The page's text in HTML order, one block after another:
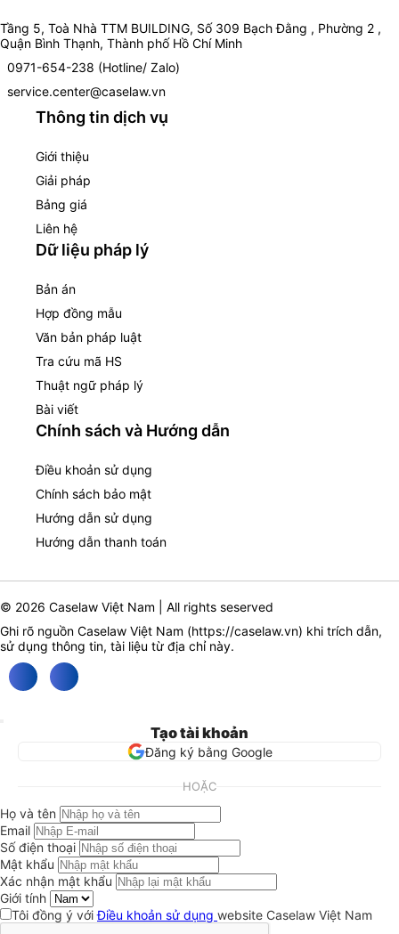
Tầng 5, Toà Nhà TTM BUILDING, Số 309 Bạch Đằng , Phường 2 ,
Quận Bình Thạnh, Thành phố Hồ Chí Minh
0971-654-238 (Hotline/ Zalo)
service.center@caselaw.vn
Thông tin dịch vụ
Giới thiệu
Giải pháp
Bảng giá
Liên hệ
Dữ liệu pháp lý
Bản án
Hợp đồng mẫu
Văn bản pháp luật
Tra cứu mã HS
Thuật ngữ pháp lý
Bài viết
Chính sách và Hướng dẫn
Điều khoản sử dụng
Chính sách bảo mật
Hướng dẫn sử dụng
Hướng dẫn thanh toán
© 2026 Caselaw Việt Nam | All rights seserved
Ghi rõ nguồn Caselaw Việt Nam (https://caselaw.vn) khi trích dẫn,
sử dụng thông tin, tài liệu từ địa chỉ này.
Tạo tài khoản
Đăng ký bằng Google
HOẶC
Họ và tên
Email
Số điện thoại
Mật khẩu
Xác nhận mật khẩu
Giới tính
Tôi đồng ý vớiĐiều khoản sử dụng website Caselaw Việt Nam